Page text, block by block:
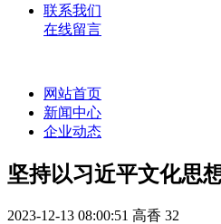
联系我们
在线留言
网站首页
新闻中心
企业动态
坚持以习近平文化思
2023-12-13 08:00:51 高香 32